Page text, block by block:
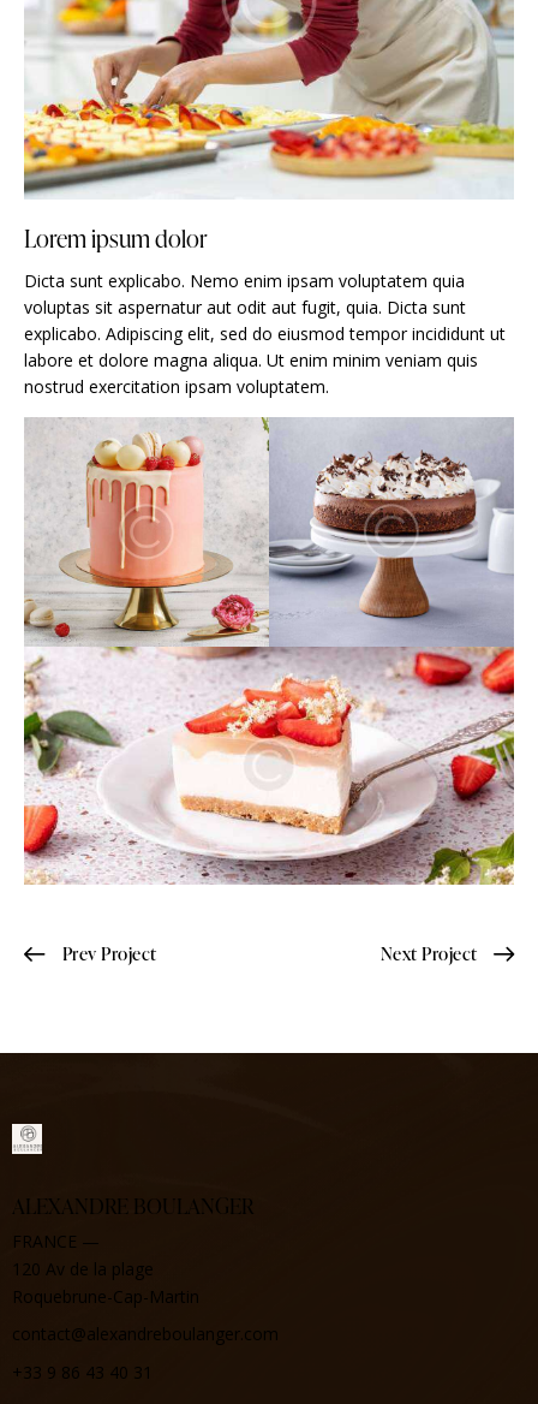
Lorem ipsum dolor
Dicta sunt explicabo. Nemo enim ipsam voluptatem quia
voluptas sit aspernatur aut odit aut fugit, quia. Dicta sunt
explicabo. Adipiscing elit, sed do eiusmod tempor incididunt ut
labore et dolore magna aliqua. Ut enim minim veniam quis
nostrud exercitation ipsam voluptatem.
Prev Project Next Project
ALEXANDRE BOULANGER
FRANCE —
120 Av de la plage
Roquebrune-Cap-Martin
contact@alexandreboulanger.com
+33 9 86 43 40 31